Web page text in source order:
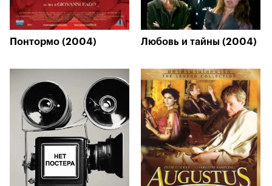
Понтормо (2004) Любовь и тайны (2004)